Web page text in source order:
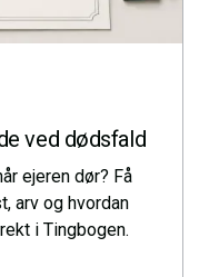
ved dødsfald
ejeren dør? Få
arv og hvordan
i Tingbogen.